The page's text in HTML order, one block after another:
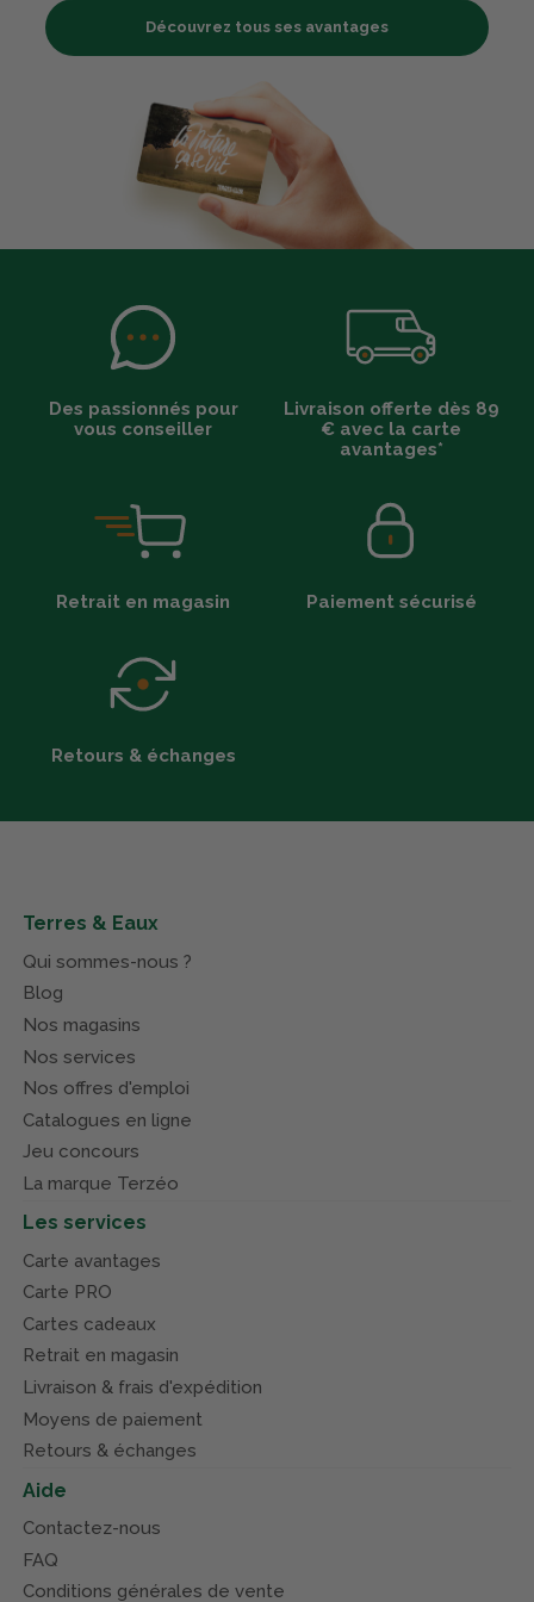
Découvrez tous ses avantages
Des passionnés pour
vous conseiller
Livraison offerte dès 89
€ avec la carte
avantages*
Retrait en magasin Paiement sécurisé
Retours & échanges
Terres & Eaux
Qui sommes-nous ?
Blog
Nos magasins
Nos services
Nos offres d'emploi
Catalogues en ligne
Jeu concours
La marque Terzéo
Les services
Carte avantages
Carte PRO
Cartes cadeaux
Retrait en magasin
Livraison & frais d'expédition
Moyens de paiement
Retours & échanges
Aide
Contactez-nous
FAQ
Conditions générales de vente